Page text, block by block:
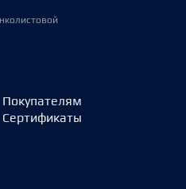
Покупателям
Сертификаты